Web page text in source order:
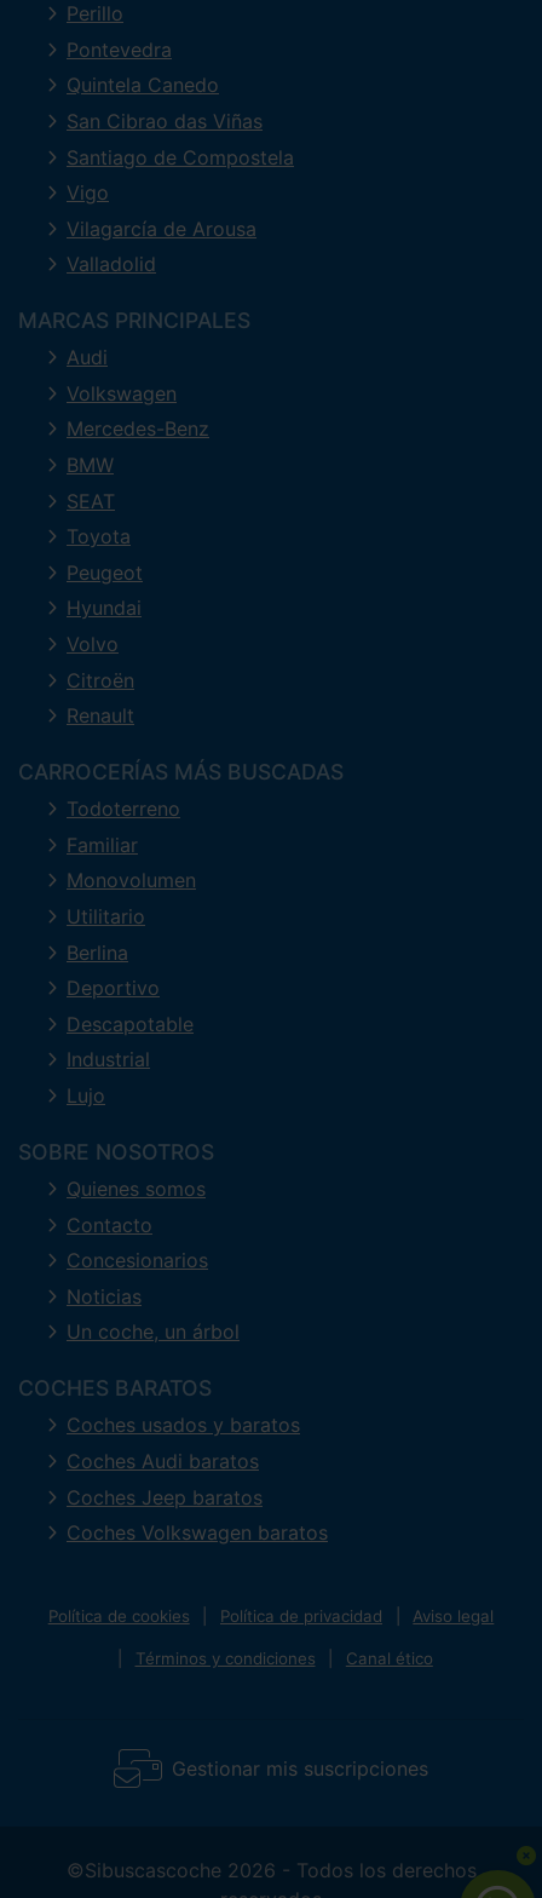
Perillo
Pontevedra
Quintela Canedo
San Cibrao das Viñas
Santiago de Compostela
Vigo
Vilagarcía de Arousa
Valladolid
MARCAS PRINCIPALES
Audi
Volkswagen
Mercedes-Benz
BMW
SEAT
Toyota
Peugeot
Hyundai
Volvo
Citroën
Renault
CARROCERÍAS MÁS BUSCADAS
Todoterreno
Familiar
Monovolumen
Utilitario
Berlina
Deportivo
Descapotable
Industrial
Lujo
SOBRE NOSOTROS
Quienes somos
Contacto
Concesionarios
Noticias
Un coche, un árbol
COCHES BARATOS
Coches usados y baratos
Coches Audi baratos
Coches Jeep baratos
Coches Volkswagen baratos
Política de cookies Política de privacidad Aviso legal
Términos y condiciones Canal ético
Gestionar mis suscripciones
©Sibuscascoche 2026 - Todos los derechos